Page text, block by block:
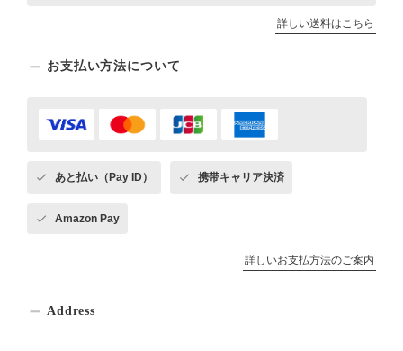
詳しい送料はこちら
お支払い方法について
あと払い（Pay ID） 携帯キャリア決済
Amazon Pay
詳しいお支払方法のご案内
Address